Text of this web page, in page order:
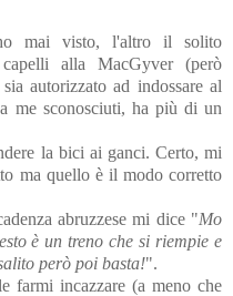
mai visto, l'altro il solito
alla MacGyver (però
autorizzato ad indossare al
me sconosciuti, ha più di un
la bici ai ganci. Certo, mi
ma quello è il modo corretto
abruzzese mi dice "Mo
è un treno che si riempie e
però poi basta!".
farmi incazzare (a meno che